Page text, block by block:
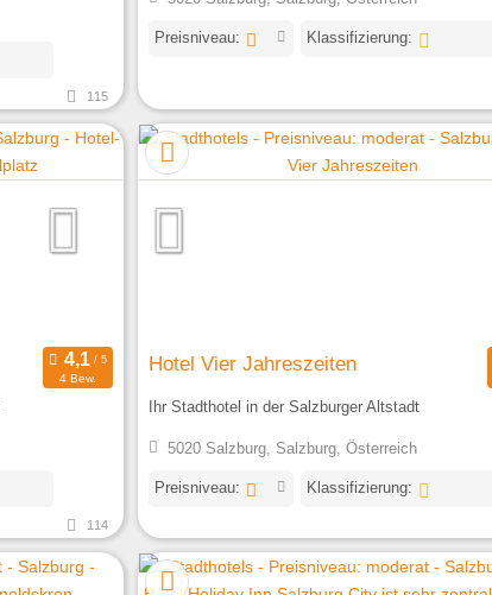
115
Preisniveau: Klassifizierung:
4 Bew.
114
Hotel Vier Jahreszeiten
Ihr Stadthotel in der Salzburger Altstadt
5020 Salzburg, Salzburg, Österreich
Preisniveau: Klassifizierung: